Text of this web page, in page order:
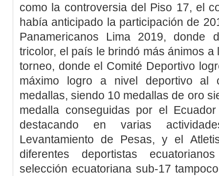
como la controversia del Piso 17, el
había anticipado la participación de
Panamericanos Lima 2019, donde
tricolor, el país le brindó más ánimos
torneo, donde el Comité Deportivo
máximo logro a nivel deportivo al
medallas, siendo 10 medallas de oro
medalla conseguidas por el
destacando en varias
Levantamiento de Pesas, y el
diferentes deportistas
selección ecuatoriana sub-17